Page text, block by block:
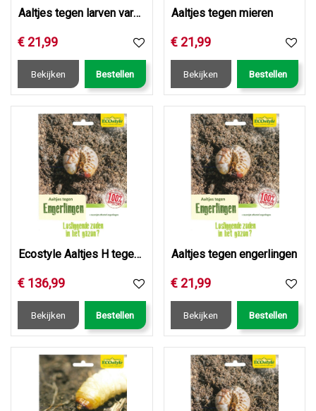
Aaltjes tegen larven varenrouwmug
€ 21,99
Bekijken Bestellen
Aaltjes tegen mieren
€ 21,99
Bekijken Bestellen
Ecostyle Aaltjes H tegen engerlingen 250 mln/500 m2
€ 136,99
Bekijken Bestellen
Aaltjes tegen engerlingen
€ 21,99
Bekijken Bestellen